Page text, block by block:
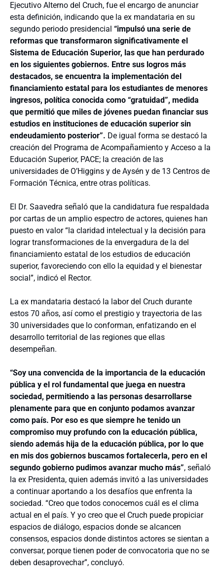
Ejecutivo Alterno del Cruch, fue el encargo de anunciar
esta definición, indicando que la ex mandataria en su
segundo periodo presidencial “impulsó una serie de
reformas que transformaron significativamente el
Sistema de Educación Superior, las que han perdurado
en los siguientes gobiernos. Entre sus logros más
destacados, se encuentra la implementación del
financiamiento estatal para los estudiantes de menores
ingresos, política conocida como “gratuidad”, medida
que permitió que miles de jóvenes puedan financiar sus
estudios en instituciones de educación superior sin
endeudamiento posterior”. De igual forma se destacó la
creación del Programa de Acompañamiento y Acceso a la
Educación Superior, PACE; la creación de las
universidades de O’Higgins y de Aysén y de 13 Centros de
Formación Técnica, entre otras políticas.
El Dr. Saavedra señaló que la candidatura fue respaldada
por cartas de un amplio espectro de actores, quienes han
puesto en valor “la claridad intelectual y la decisión para
lograr transformaciones de la envergadura de la del
financiamiento estatal de los estudios de educación
superior, favoreciendo con ello la equidad y el bienestar
social”, indicó el Rector.
La ex mandataria destacó la labor del Cruch durante
estos 70 años, así como el prestigio y trayectoria de las
30 universidades que lo conforman, enfatizando en el
desarrollo territorial de las regiones que ellas
desempeñan.
“Soy una convencida de la importancia de la educación
pública y el rol fundamental que juega en nuestra
sociedad, permitiendo a las personas desarrollarse
plenamente para que en conjunto podamos avanzar
como país. Por eso es que siempre he tenido un
compromiso muy profundo con la educación pública,
siendo además hija de la educación pública, por lo que
en mis dos gobiernos buscamos fortalecerla, pero en el
segundo gobierno pudimos avanzar mucho más”, señaló
la ex Presidenta, quien además invitó a las universidades
a continuar aportando a los desafíos que enfrenta la
sociedad. “Creo que todos conocemos cuál es el clima
actual en el país. Y yo creo que el Cruch puede propiciar
espacios de diálogo, espacios donde se alcancen
consensos, espacios donde distintos actores se sientan a
conversar, porque tienen poder de convocatoria que no se
deben desaprovechar”, concluyó.